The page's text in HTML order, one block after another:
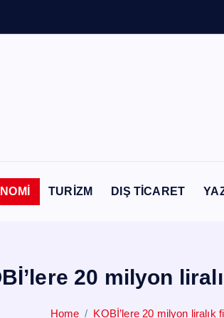
TURİZM DIŞ TİCARET
20 milyon
Home KOBİ’lere 20 milyon liralık